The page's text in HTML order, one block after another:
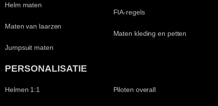
Helm maten
Maten van laarzen
Jumpsuit maten
FIA-regels
Maten kleding en petten
PERSONALISATIE
Helmen 1:1 Piloten overall